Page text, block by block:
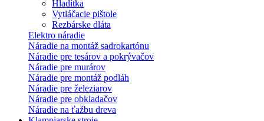
Hladítka
Vytláčacie pištole
Rezbárske dláta
Elektro náradie
Náradie na montáž sadrokartónu
Náradie pre tesárov a pokrývačov
Náradie pre murárov
Náradie pre montáž podláh
Náradie pre železiarov
Náradie pre obkladačov
Náradie na ťažbu dreva